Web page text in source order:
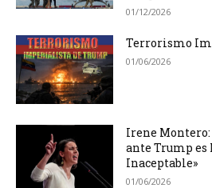
01/12/2026
Terrorismo
01/06/2026
Irene Montero:
ante Trump
Inaceptable»
01/06/2026